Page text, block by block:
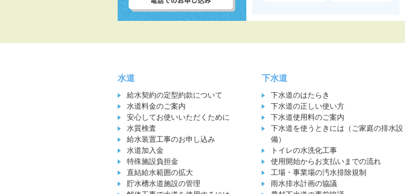
水道
給水契約の定型約款について
水道料金のご案内
安心してお使いいただくために
水質検査
給水装置工事のお申し込み
水道加入金
特殊施設負担金
直結給水範囲の拡大
貯水槽水道施設の管理
下水道
下水道のはたらき
下水道の正しい使い方
下水道使用料のご案内
下水道を使うときには（ご家庭の排水設
備）
トイレの水洗化工事
使用開始からお支払いまでの流れ
工場・事業場の汚水排除規制
雨水排水計画の協議